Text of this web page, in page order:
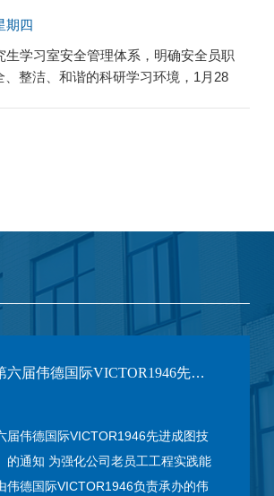
期四
学习室安全管理体系，明确安全员职
、整洁、和谐的科研学习环境，1月28
关于组织参加第六届伟德国际VICTOR1946先进成图技术大赛…
届伟德国际VICTOR1946先进成图技
的通知 为强化公司老员工工程实践能
伟德国际VICTOR1946负责承办的伟